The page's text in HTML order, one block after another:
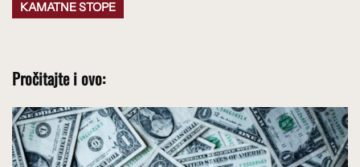
KAMATNE STOPE
Pročitajte i ovo: